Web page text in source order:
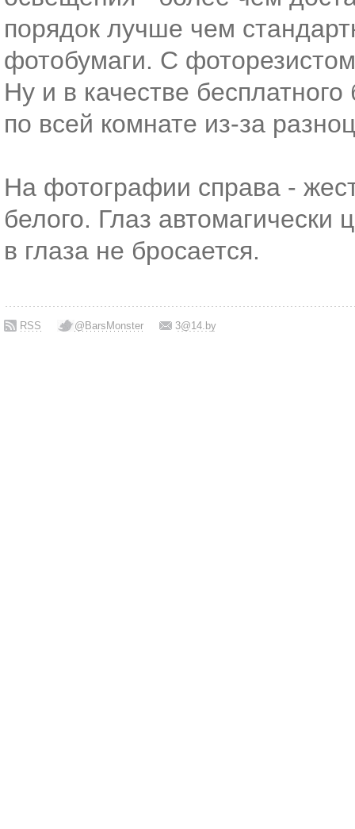
порядок лучше чем
фотобумаги. С
Ну и в качестве
по всей комнате из-за
На фотографии справа -
белого. Глаз автомагически
в глаза не бросается.
RSS @BarsMonster 3@14.by